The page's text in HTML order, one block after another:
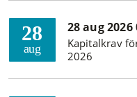
28
aug
28 aug 2026
Kapitalkrav
2026